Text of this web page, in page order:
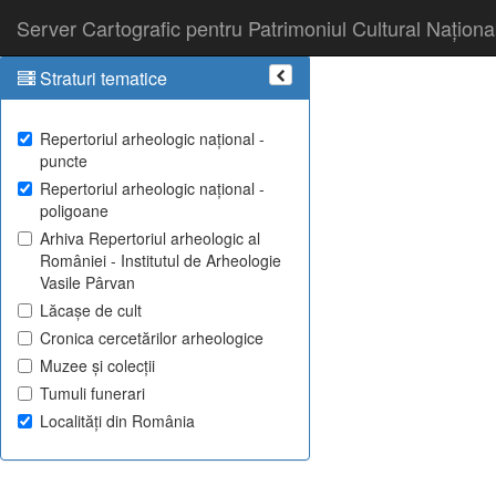
Server Cartografic pentru Patrimoniul Cultural
Straturi tematice
Repertoriul arheologic național -
puncte
Repertoriul arheologic național -
poligoane
Arhiva Repertoriul arheologic al
României - Institutul de Arheologie
Vasile Pârvan
Lăcașe de cult
Cronica cercetărilor arheologice
Muzee și colecții
Tumuli funerari
Localități din România